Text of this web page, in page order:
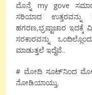
ಮೊನ್ನೆ my gove
ಸರಿಯಾದ ಉತ್ತರವನ್ನು
ಹಗರಣ,ಭ್ರಷ್ಟಾಚಾರ
ಸರಕಾರವನ್ನು
ಮಾಡುತ್ತಲೆ ಇದ್ದೆವೆ..
# ಮೋದಿ ಸೂಟ್’ನಿಂದ
ನೋಡಿಯಾಯ್ತು.